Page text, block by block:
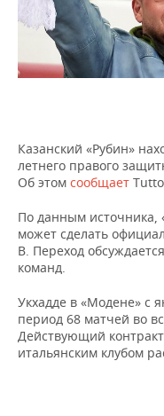
НЕФТЕХИМИЯ
НЕФТЬ
РОЗНИЧНАЯ
ТРАНСПОРТ
НОВОСТИ
IT
МЕРОПРИЯТИЯ
НОВОСТИ
БИЗНЕС-БРАНЧИ
ОТКРЫТАЯ ЛЕКЦИЯ
СПОРТ
ФУТБОЛ
БАСКЕТБОЛ
ВОЛЕЙБОЛ
КИБЕРСПОРТ
ФИГУРНОЕ
НОВОСТИ
ИНФРАСТРУКТУРА
ИСТОРИЯ
КУЛЬТУРА
МЕДИЦИНА
ФОТОГАЛЕРЕЯ
СПРАВОЧНИК
СПИСОК ПЕРСОН
СПИСОК КОМПАНИЙ
ПОЛНАЯ ВЕРСИЯ
Казанский «Рубин»
летнего правого
Об этом сообщает
По данным источника,
может сделать
B. Переход
команд.
Укхадде в «Модене» с
период 68 матчей во
Действующий
итальянским клубом